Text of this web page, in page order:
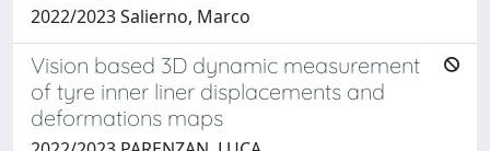
2022/2023 Salierno, Marco
Vision based 3D dynamic measurement
of tyre inner liner displacements and
deformations maps